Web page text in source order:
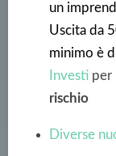
un
Uscita da
minimo è
Investi per
rischio
Diverse